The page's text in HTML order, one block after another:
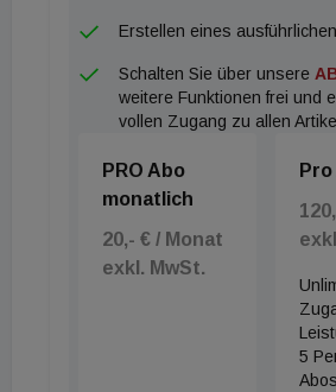
Erstellen eines
Schalten Sie über unsere
weitere Funktionen frei und
vollen Zugang zu allen
PRO Abo
monatlich
20,- € / Monat
exkl. MwSt.
5
Abos